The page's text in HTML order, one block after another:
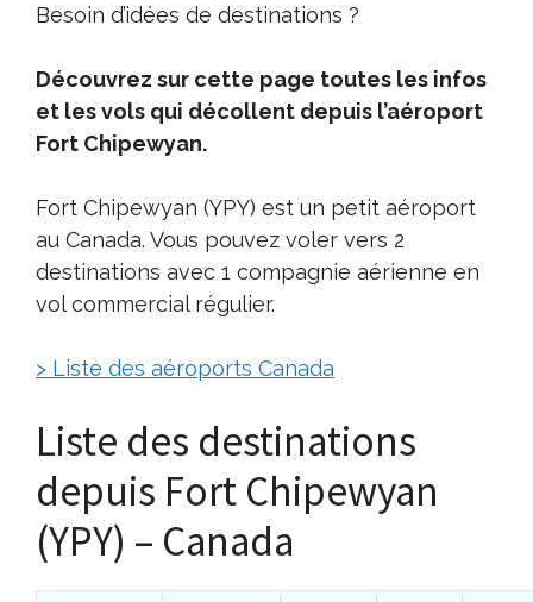
Besoin d’idées de destinations ?
Découvrez sur cette page toutes les infos
et les vols qui décollent depuis l’aéroport
Fort Chipewyan.
Fort Chipewyan (YPY) est un petit aéroport
au Canada. Vous pouvez voler vers 2
destinations avec 1 compagnie aérienne en
vol commercial régulier.
> Liste des aéroports Canada
Liste des destinations
depuis Fort Chipewyan
(YPY) – Canada